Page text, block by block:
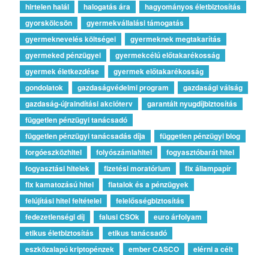
hirtelen halál
halogatás ára
hagyományos életbiztosítás
gyorskölcsön
gyermekvállalási támogatás
gyermeknevelés költségei
gyermeknek megtakarítás
gyermeked pénzügyei
gyermekcélú előtakarékosság
gyermek életkezdése
gyermek előtakarékosság
gondolatok
gazdaságvédelmi program
gazdasági válság
gazdaság-újraindítási akcióterv
garantált nyugdíjbiztosítás
független pénzügyi tanácsadó
független pénzügyi tanácsadás díja
független pénzügyi blog
forgóeszközhitel
folyószámlahitel
fogyasztóbarát hitel
fogyasztási hitelek
fizetési moratórium
fix állampapír
fix kamatozású hitel
fiatalok és a pénzügyek
felújítási hitel feltételei
felelősségbiztosítás
fedezetlenségi díj
falusi CSOk
euro árfolyam
etikus életbiztosítás
etikus tanácsadó
eszközalapú kriptopénzek
ember CASCO
elérni a célt